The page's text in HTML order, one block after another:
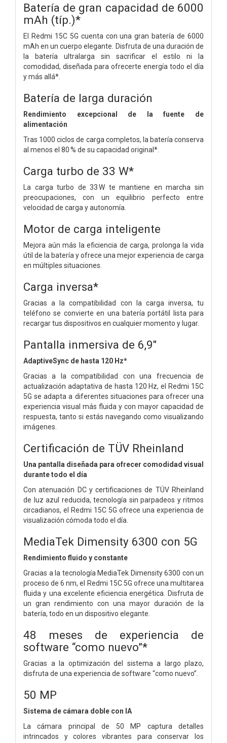
Batería de gran capacidad de 6000
mAh (típ.)*
El Redmi 15C 5G cuenta con una gran batería de 6000
mAh en un cuerpo elegante. Disfruta de una duración de
la batería ultralarga sin sacrificar el estilo ni la
comodidad, diseñada para ofrecerte energía todo el día
y más allá*.
Batería de larga duración
Rendimiento excepcional de la fuente de
alimentación
Tras 1000 ciclos de carga completos, la batería conserva
al menos el 80 % de su capacidad original*.
Carga turbo de 33 W*
La carga turbo de 33 W te mantiene en marcha sin
preocupaciones, con un equilibrio perfecto entre
velocidad de carga y autonomía.
Motor de carga inteligente
Mejora aún más la eficiencia de carga, prolonga la vida
útil de la batería y ofrece una mejor experiencia de carga
en múltiples situaciones.
Carga inversa*
Gracias a la compatibilidad con la carga inversa, tu
teléfono se convierte en una batería portátil lista para
recargar tus dispositivos en cualquier momento y lugar.
Pantalla inmersiva de 6,9"
AdaptiveSync de hasta 120 Hz*
Gracias a la compatibilidad con una frecuencia de
actualización adaptativa de hasta 120 Hz, el Redmi 15C
5G se adapta a diferentes situaciones para ofrecer una
experiencia visual más fluida y con mayor capacidad de
respuesta, tanto si estás navegando como visualizando
imágenes.
Certificación de TÜV Rheinland
Una pantalla diseñada para ofrecer comodidad visual
durante todo el día
Con atenuación DC y certificaciones de TÜV Rheinland
de luz azul reducida, tecnología sin parpadeos y ritmos
circadianos, el Redmi 15C 5G ofrece una experiencia de
visualización cómoda todo el día.
MediaTek Dimensity 6300 con 5G
Rendimiento fluido y constante
Gracias a la tecnología MediaTek Dimensity 6300 con un
proceso de 6 nm, el Redmi 15C 5G ofrece una multitarea
fluida y una excelente eficiencia energética. Disfruta de
un gran rendimiento con una mayor duración de la
batería, todo en un dispositivo elegante.
48 meses de experiencia de
software “como nuevo”*
Gracias a la optimización del sistema a largo plazo,
disfruta de una experiencia de software “como nuevo”.
50 MP
Sistema de cámara doble con IA
La cámara principal de 50 MP captura detalles
intrincados y colores vibrantes para conservar los